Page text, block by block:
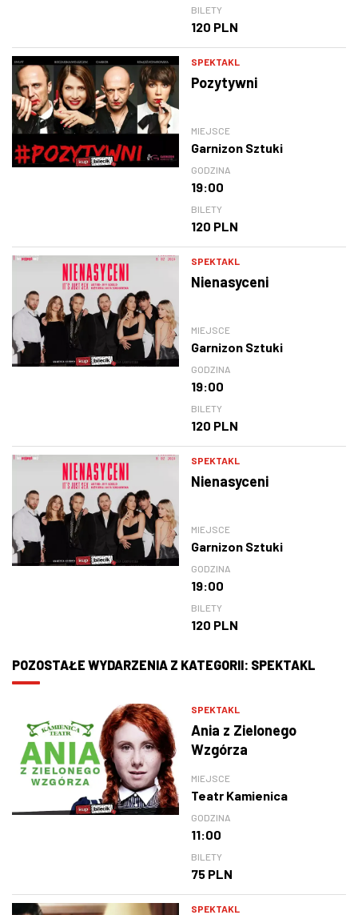
BILETY
120 PLN
SPEKTAKL
Pozytywni
MIEJSCE
Garnizon Sztuki
GODZINA
19:00
BILETY
120 PLN
SPEKTAKL
Nienasyceni
MIEJSCE
Garnizon Sztuki
GODZINA
19:00
BILETY
120 PLN
SPEKTAKL
Nienasyceni
MIEJSCE
Garnizon Sztuki
GODZINA
19:00
BILETY
120 PLN
POZOSTAŁE WYDARZENIA Z KATEGORII: SPEKTAKL
SPEKTAKL
Ania z Zielonego
Wzgórza
MIEJSCE
Teatr Kamienica
GODZINA
11:00
BILETY
75 PLN
SPEKTAKL